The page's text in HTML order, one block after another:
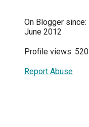
On Blogger since:
June 2012
Profile views: 520
Report Abuse